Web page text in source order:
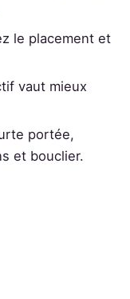
le placement et
vaut mieux
portée,
et bouclier.